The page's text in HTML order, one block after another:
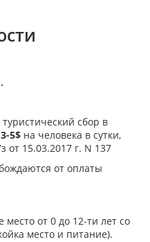
сбор в
3-5$ на человека в сутки,
от 15.03.2017 г. N 137
от оплаты
от 0 до 12-ти лет со
место и питание).